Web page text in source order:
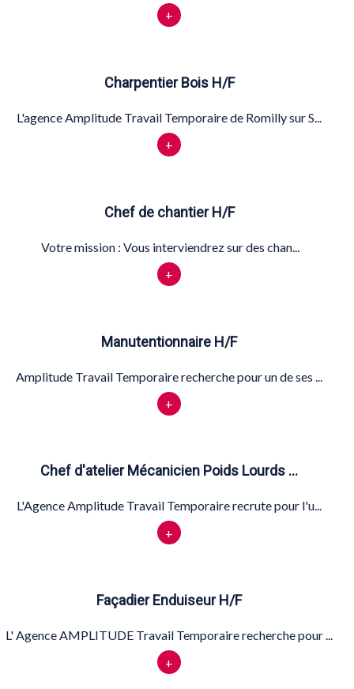
+
Charpentier Bois H/F
L'agence Amplitude Travail Temporaire de Romilly sur S...
+
Chef de chantier H/F
Votre mission : Vous interviendrez sur des chan...
+
Manutentionnaire H/F
Amplitude Travail Temporaire recherche pour un de ses ...
+
Chef d'atelier Mécanicien Poids Lourds …
L'Agence Amplitude Travail Temporaire recrute pour l'u...
+
Façadier Enduiseur H/F
L' Agence AMPLITUDE Travail Temporaire recherche pour ...
+